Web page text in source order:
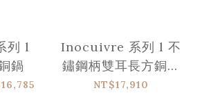
列 l
鍋
Inocuivre 系列 l 不
鏽鋼柄雙耳長方銅烤
盤
NT$17,910